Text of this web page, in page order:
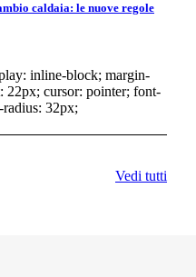
caldaia: le nuove regole
inline-block; margin-
cursor: pointer; font-
32px;
Vedi tutti